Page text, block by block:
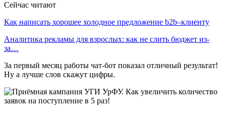
Сейчас читают
Как написать хорошее холодное предложение b2b–клиенту
Аналитика рекламы для взрослых: как не слить бюджет из-
за…
За первый месяц работы чат-бот показал отличный результат!
Ну а лучше слов скажут цифры.